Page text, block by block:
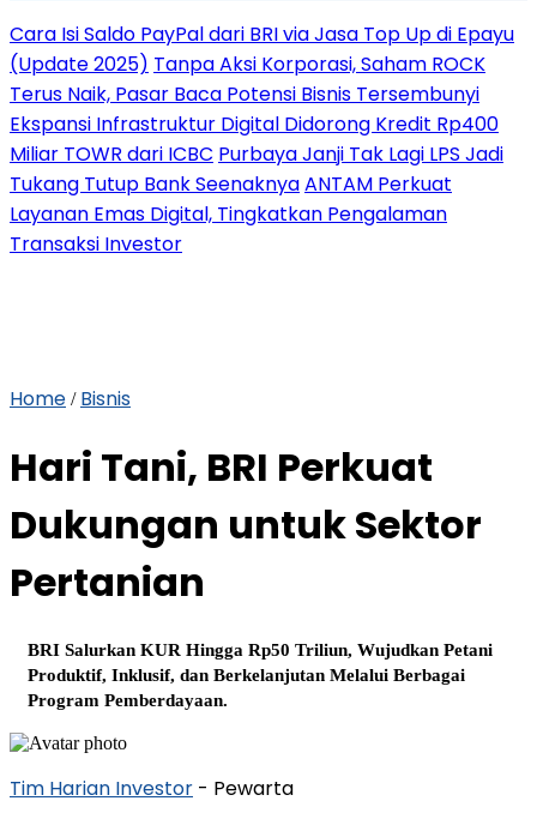
Cara Isi Saldo PayPal dari BRI via Jasa Top Up di Epayu
(Update 2025) Tanpa Aksi Korporasi, Saham ROCK
Terus Naik, Pasar Baca Potensi Bisnis Tersembunyi
Ekspansi Infrastruktur Digital Didorong Kredit Rp400
Miliar TOWR dari ICBC Purbaya Janji Tak Lagi LPS Jadi
Tukang Tutup Bank SeenaknyaANTAM Perkuat
Layanan Emas Digital, Tingkatkan Pengalaman
Transaksi Investor
Home / Bisnis
Hari Tani, BRI Perkuat
Dukungan untuk Sektor
Pertanian
BRI Salurkan KUR Hingga Rp50 Triliun, Wujudkan Petani
Produktif, Inklusif, dan Berkelanjutan Melalui Berbagai
Program Pemberdayaan.
Tim Harian Investor - Pewarta